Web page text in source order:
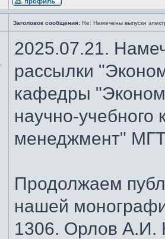
Заголовок сообщения: Re: Намечены выпуски
2025.07.21.
рассылки
кафедры
научно-
менеджмент"
Продолжаем
нашей
1306. Орлов А.И.